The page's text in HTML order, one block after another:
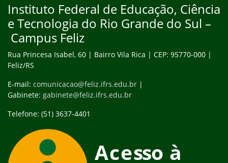
Instituto Federal de Educação, Ciência
e Tecnologia do Rio Grande do Sul –
Campus Feliz
Rua Princesa Isabel, 60 | Bairro Vila Rica | CEP: 95770-000 |
Feliz/RS
E-mail: comunicacao@feliz.ifrs.edu.br |
Gabinete: gabinete@feliz.ifrs.edu.br
Telefone: (51) 3637-4401